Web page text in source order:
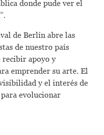
donde pude ver el
de Berlín abre las
de nuestro país
recibir apoyo y
emprender su arte. El
y el interés de
evolucionar